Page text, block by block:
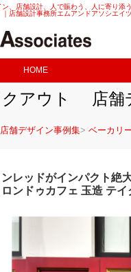
ン、店舗設計、人で賑わう、人に寄り添
｜店舗設計事務所エムアンドアソシエイツ
HOME
クアウト 店舗
店舗デザイン事例集 ベーカリ
ンレッドがインパクト
ロンドゥカフェ 玉造 テ